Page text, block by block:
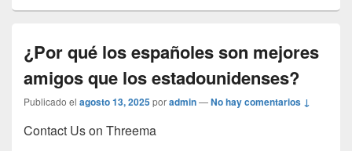
¿Por qué los españoles son mejores
amigos que los estadounidenses?
Publicado el agosto 13, 2025poradmin—No hay comentarios ↓
Contact Us on Threema